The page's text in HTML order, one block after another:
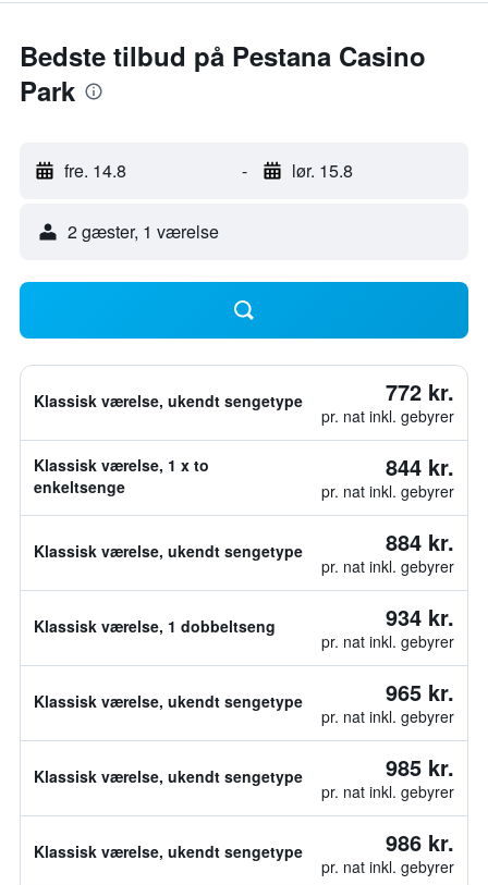
Bedste tilbud på Pestana Casino
Park
fre. 14.8 - lør. 15.8
2 gæster, 1 værelse
Klassisk værelse, ukendt sengetype 772 kr.
pr. nat inkl. gebyrer
Klassisk værelse, 1 x to
enkeltsenge
844 kr.
pr. nat inkl. gebyrer
Klassisk værelse, ukendt sengetype 884 kr.
pr. nat inkl. gebyrer
Klassisk værelse, 1 dobbeltseng 934 kr.
pr. nat inkl. gebyrer
Klassisk værelse, ukendt sengetype 965 kr.
pr. nat inkl. gebyrer
Klassisk værelse, ukendt sengetype 985 kr.
pr. nat inkl. gebyrer
Klassisk værelse, ukendt sengetype 986 kr.
pr. nat inkl. gebyrer